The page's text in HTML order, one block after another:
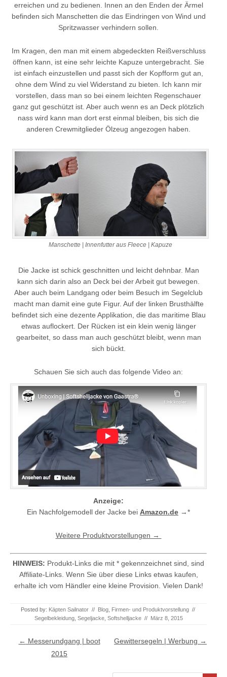
erreichen und zu bedienen. Innen an den Enden der Ärmel
befinden sich Manschetten die das Eindringen von Wind und
Spritzwasser verhindern sollen.
Im Kragen, den man mit einem abgedeckten Reißverschluss
öffnen kann, ist eine sehr leichte Kapuze untergebracht. Sie
ist einfach einzustellen und passt sich der Kopfform gut an,
ohne dem Wind zu viel Widerstand zu bieten. Ich kann mir
vorstellen, dass man so bei einem leichten Regenschauer
ganz gut geschützt ist. Aber auch wenn es an Deck plötzlich
nass wird kann man dort erst einmal bleiben, bis sich die
anderen Crewmitglieder Ölzeug angezogen haben.
Manschette | Innenfutter aus Fleece | Kapuze
Die Jacke ist schick geschnitten und leicht dehnbar. Man
kann sich darin also an Deck bei der Arbeit gut bewegen.
Aber auch beim Landgang oder beim Besuch im Segelclub
macht man damit eine gute Figur. Auf der linken Brusthälfte
befindet sich eine dezente Applikation, die das maritime Blau
etwas auflockert. Der Rücken ist ein klein wenig länger
gearbeitet, so dass man auch geschützt bleibt, wenn man
sich bückt.
Schauen Sie sich auch das folgende Video an:
Anzeige:
Ein Nachfolgemodell der Jacke bei Amazon.de →*
Weitere Produktvorstellungen →
HINWEIS: Produkt-Links die mit * gekennzeichnet sind, sind
Affiliate-Links. Wenn Sie über diese Links etwas kaufen,
erhalte ich vom Händler eine kleine Provision. Vielen Dank!
Posted by: Käpten Sailnator // Blog, Firmen- und Produktvorstellung //
Segelbekleidung, Segeljacke, Softshelljacke // März 8, 2015
Post navigation
← Messerundgang | boot
2015
Gewittersegeln | Werbung →